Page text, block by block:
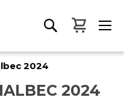
Mon
2024
2024